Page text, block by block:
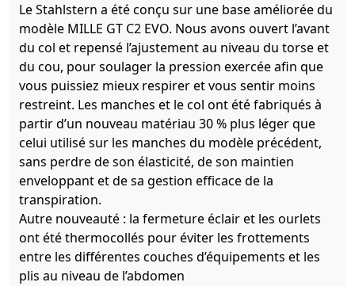
Le Stahlstern a été conçu sur une base améliorée du
modèle MILLE GT C2 EVO. Nous avons ouvert l’avant
du col et repensé l’ajustement au niveau du torse et
du cou, pour soulager la pression exercée afin que
vous puissiez mieux respirer et vous sentir moins
restreint. Les manches et le col ont été fabriqués à
partir d’un nouveau matériau 30 % plus léger que
celui utilisé sur les manches du modèle précédent,
sans perdre de son élasticité, de son maintien
enveloppant et de sa gestion efficace de la
transpiration.
Autre nouveauté : la fermeture éclair et les ourlets
ont été thermocollés pour éviter les frottements
entre les différentes couches d’équipements et les
plis au niveau de l’abdomen